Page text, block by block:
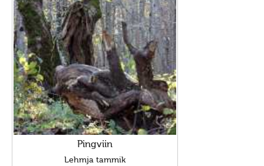
Pingviin
Lehmja tammik